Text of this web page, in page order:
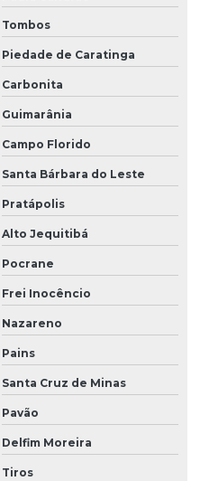
Tombos
Piedade de Caratinga
Carbonita
Guimarânia
Campo Florido
Santa Bárbara do Leste
Pratápolis
Alto Jequitibá
Pocrane
Frei Inocêncio
Nazareno
Pains
Santa Cruz de Minas
Pavão
Delfim Moreira
Tiros